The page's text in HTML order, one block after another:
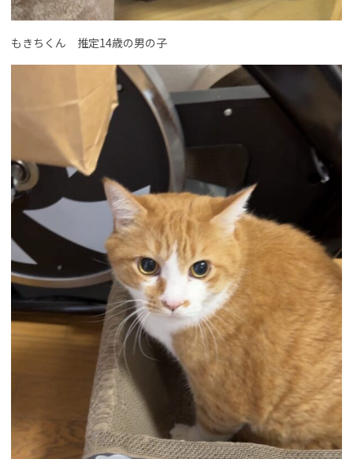
もきちくん 推定14歳の男の子